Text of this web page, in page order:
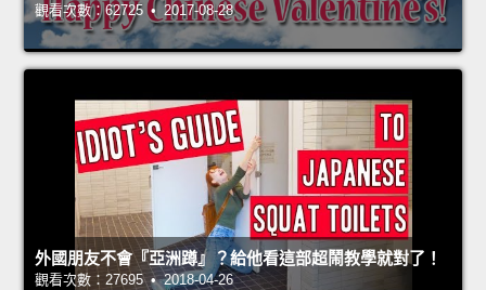
觀看次數：62725 • 2017-08-28
外國朋友不會『亞洲蹲』？給他看這部超鬧教學就對了！
觀看次數：27695 • 2018-04-26